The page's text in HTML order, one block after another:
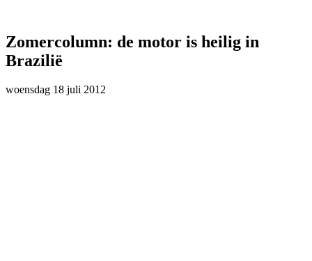
Zomercolumn: de motor is heilig in
Brazilië
woensdag 18 juli 2012